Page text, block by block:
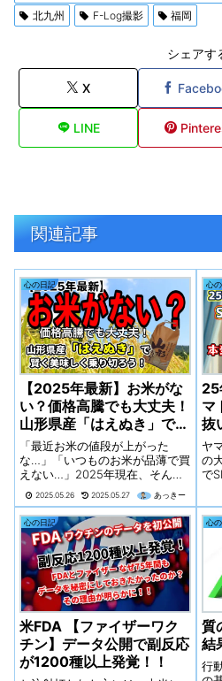
北九州
F-Log撮影 福岡
シェアす
X
LINE
関連記事
心の日記
【2025年最新】お米がな
い？価格高騰でも大丈夫！
山形県産「はえぬき」で賢
く美味しく乗り切ろう！
「最近お米の値段が上がった
な…」「いつものお米が品薄で買
えない…」2025年現在、そんな
はないでしょうか。しかし、こ
んな時だからこそ、賢くお米を
選び、毎日の食卓を豊かにした
いと思いませんか？そこでおす
すめしたいのが、山形県が生ん
だブランド米「はえぬき」で
す！なぜ今「はえぬき」がおす
すめなのか、その魅力と賢い入
手方法を徹底解説します！
2025.05.26 2025.05.27 あっきー
心
25
マ
抜
革
ヤ
の
で
ベ
重
に
し
た
の
を
心の日記
米FDA 【ファイザーワク
チン】データ公開で副反応
が1200種以上発覚！！
心
質
結
行